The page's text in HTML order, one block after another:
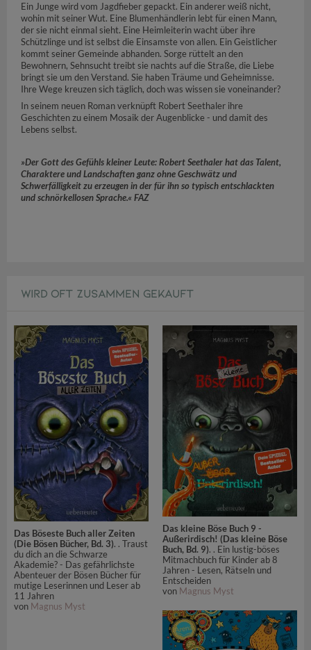
Ein Junge wird vom Jagdfieber gepackt. Ein anderer weiß nicht,
wohin mit seiner Wut. Eine Blumenhändlerin lebt für einen Mann,
der sie nicht einmal sieht. Eine Heimleiterin wacht über ihre
Schützlinge und ist selbst die Einsamste von allen. Ein Geistlicher
kommt seiner Gemeinde abhanden. Sorge rüttelt an den
Bewohnern, Sehnsucht treibt sie nachts auf die Straße, die Liebe
bringt sie um den Verstand. Sie haben Träume und Geheimnisse.
Ihre Wege kreuzen sich täglich, doch was wissen sie voneinander?
In seinem neuen Roman verknüpft Robert Seethaler ihre
Geschichten zu einem Mosaik der Augenblicke - und damit des
Lebens selbst.
»Der Gott des Gefühls kleiner Leute: Robert Seethaler hat das Talent,
Charaktere und Landschaften ganz ohne Geschwätz und
Schwerfälligkeit zu erzeugen in der für ihn so typisch entschlackten
und schnörkellosen Sprache.« FAZ
WIRD OFT ZUSAMMEN GEKAUFT
Das Böseste Buch aller Zeiten
(Die Bösen Bücher, Bd. 3). . Traust
du dich an die Schwarze
Akademie? - Das gefährlichste
Abenteuer der Bösen Bücher für
mutige Leserinnen und Leser ab
11 Jahren
von Magnus Myst
Das kleine Böse Buch 9 -
Außerirdisch! (Das kleine Böse
Buch, Bd. 9). . Ein lustig-böses
Mitmachbuch für Kinder ab 8
Jahren - Lesen, Rätseln und
Entscheiden
von Magnus Myst